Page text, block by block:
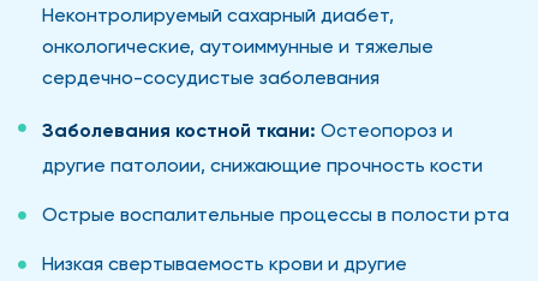
Неконтролируемый сахарный диабет,
онкологические, аутоиммунные и тяжелые
сердечно-сосудистые заболевания
Заболевания костной ткани: Остеопороз и
другие патолоии, снижающие прочность кости
Острые воспалительные процессы в полости рта
Низкая свертываемость крови и другие